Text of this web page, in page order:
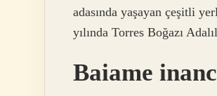
adasında yaşayan çeşitli
yılında Torres Boğazı
Baiame